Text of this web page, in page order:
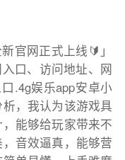
官网正式上线🔰」
口、访问地址、网
.4g娱乐app安卓小
，我认为该游戏具
能够给玩家带来不
音效逼真，能够营